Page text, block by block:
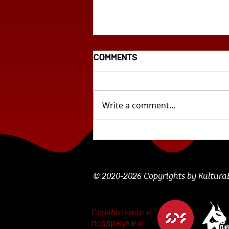
словенечка поезија: „Сѐ
Лара Божак
Comments
Write a comment...
© 2020-2026 Copyrights by
Соработници и
поддржувачи: